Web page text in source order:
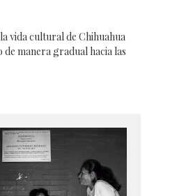
vida cultural de Chihuahua
manera gradual hacia las